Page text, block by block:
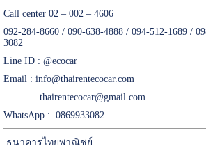
Call center 02 – 002 – 4606
092-284-8660 / 090-638-4888 / 094-512-1689 /
3082
Line ID : @ecocar
Email : info@thairentecocar.com
thairentecocar@gmail.com
WhatsApp : 0869933082
ธนาคารไทยพาณิชย์